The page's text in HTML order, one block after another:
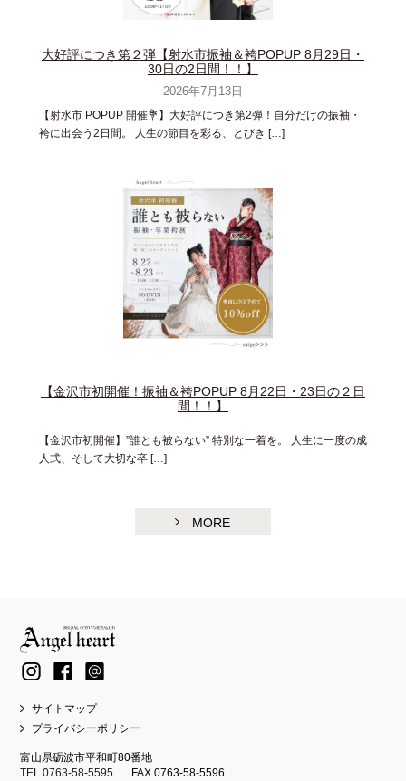
大好評につき第２弾【射水市振袖＆袴POPUP 8月29日・
30日の2日間！！】
2026年7月13日
【射水市 POPUP 開催💐】大好評につき第2弾！自分だけの振袖・
袴に出会う2日間。 人生の節目を彩る、とびき […]
【金沢市初開催！振袖＆袴POPUP 8月22日・23日の２日
間！！】
【金沢市初開催】”誰とも被らない” 特別な一着を。 人生に一度の成
人式、そして大切な卒 […]
MORE
サイトマップ
プライバシーポリシー
富山県砺波市平和町80番地
TEL 0763-58-5595
FAX 0763-58-5596